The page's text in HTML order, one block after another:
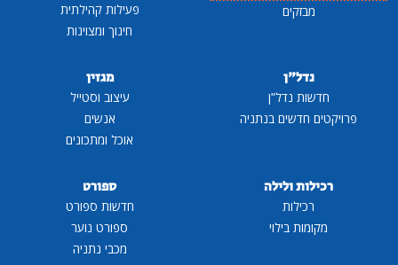
מבזקים
פעילות קהילתית
חינוך ומצוינות
נדל"ן
חדשות נדל"ן
פרויקטים חדשים בנתניה
מגזין
עיצוב וסטייל
אנשים
אוכל ומתכונים
רכילות ולילה
רכילות
מקומות בילוי
ספורט
חדשות ספורט
ספורט נוער
מכבי נתניה